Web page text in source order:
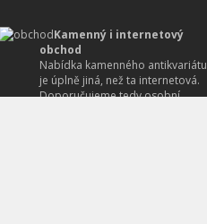
Kamenný i internetový
obchod
Nabídka kamenného antikvariátu
je úplně jiná, než ta internetová.
Doporučujeme tedy osobní